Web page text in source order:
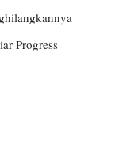
Progress